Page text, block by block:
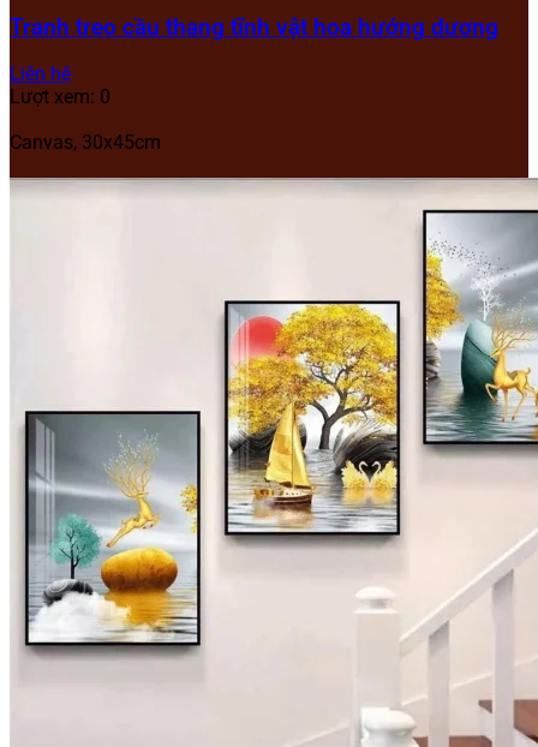
Tranh treo cầu thang tĩnh vật hoa hướng dương
Liên hệ
Lượt xem: 0
Canvas, 30x45cm